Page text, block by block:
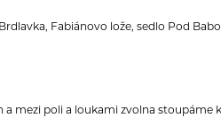
Fabiánovo lože, sedlo Pod
mezi poli a loukami zvolna stoupáme